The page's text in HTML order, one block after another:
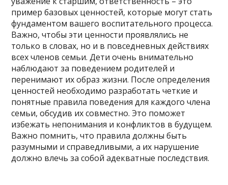
пример базовых ценностей, которые могут стать
фундаментом вашего воспитательного процесса.
Важно, чтобы эти ценности проявлялись не
только в словах, но и в повседневных действиях
всех членов семьи. Дети очень внимательно
наблюдают за поведением родителей и
перенимают их образ жизни. После определения
ценностей необходимо разработать четкие и
понятные правила поведения для каждого члена
семьи, обсудив их совместно. Это поможет
избежать непонимания и конфликтов в будущем.
Важно помнить, что правила должны быть
разумными и справедливыми, а их нарушение
должно влечь за собой адекватные последствия.